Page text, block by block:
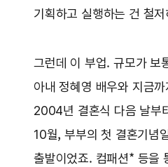
기획하고 실행하는 건 철
그런데 이 부업. 규모가 보
아내 정혜영 배우와 지금
2004년 결혼식 다음 날부
10월, 부부의 첫 결혼기념
출발이었죠. 컴패션* 등을